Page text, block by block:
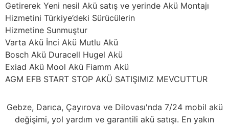
Getirerek Yeni nesil Akü satış ve yerinde Akü Montajı
Hizmetini Türkiye’deki Sürücülerin
Hizmetine Sunmuştur
Varta Akü İnci Akü Mutlu Akü
Bosch Akü Duracell Hugel Akü
Exiad Akü Mool Akü Fiamm Akü
AGM EFB START STOP AKÜ SATIŞIMIZ MEVCUTTUR
Gebze, Darıca, Çayırova ve Dilovası'nda 7/24 mobil akü
değişimi, yol yardım ve garantili akü satışı. En yakın